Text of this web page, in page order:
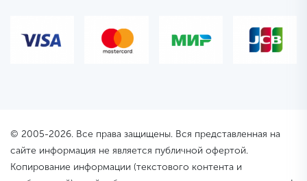
© 2005-2026. Все права защищены. Вся представленная на
сайте информация не является публичной офертой.
Копирование информации (текстового контента и